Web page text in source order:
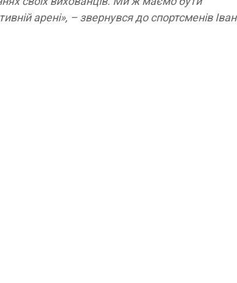
арені», – звернувся до спортсменів Іван